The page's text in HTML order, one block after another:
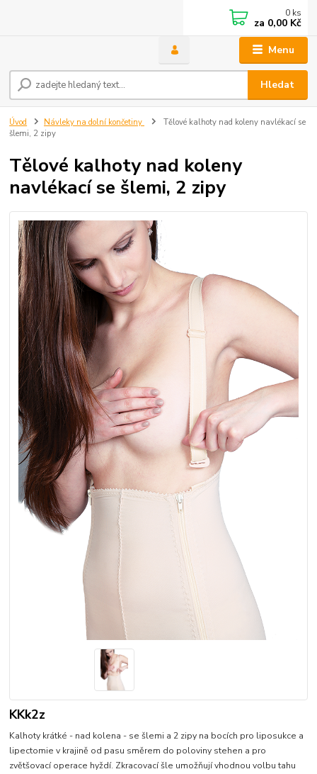
Menu
Hledat
0 ks
za 0,00 Kč
Úvod Návleky na dolní končetiny
Tělové kalhoty nad koleny navlékací se
šlemi, 2 zipy
Tělové kalhoty nad koleny
navlékací se šlemi, 2 zipy
KKk2z
Kalhoty krátké - nad kolena - se šlemi a 2 zipy na bocích pro liposukce a
lipectomie v krajině od pasu směrem do poloviny stehen a pro
zvětšovací operace hyždí. Zkracovací šle umožňují vhodnou volbu tahu